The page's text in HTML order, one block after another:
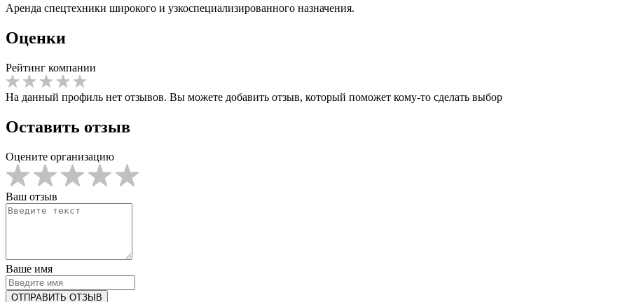
Аренда спецтехники широкого и узкоспециализированного назначения.
Оценки
Рейтинг компании
На данный профиль нет отзывов. Вы можете добавить отзыв, который поможет кому-то сделать выбор
Оставить отзыв
Оцените организацию
Ваш отзыв
Ваше имя